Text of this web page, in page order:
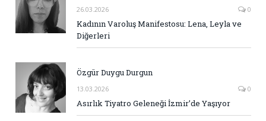
26.03.2026 0
Kadının Varoluş Manifestosu: Lena, Leyla ve
Diğerleri
Özgür Duygu Durgun
13.03.2026 0
Asırlık Tiyatro Geleneği İzmir’de Yaşıyor